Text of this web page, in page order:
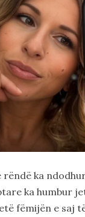
ka
ka humbur
fëmijën e saj